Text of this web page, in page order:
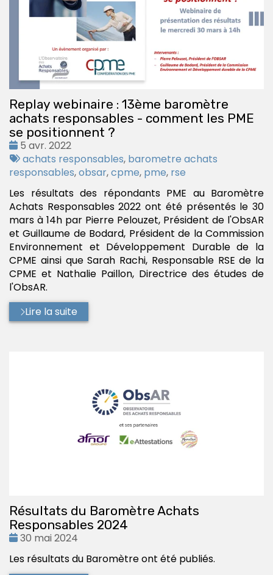
Replay webinaire : 13ème baromètre
achats responsables - comment les PME
se positionnent ?
Date
:
5 avr. 2022
Tags
:
achats responsables, barometre achats
responsables,obsar,cpme, pme, rse
Les résultats des répondants PME au Baromètre
Achats Responsables 2022 ont été présentés le 30
mars à 14h par Pierre Pelouzet, Président de l'ObsAR
et Guillaume de Bodard, Président de la Commission
Environnement et Développement Durable de la
CPME ainsi que Sarah Rachi, Responsable RSE de la
CPME et Nathalie Paillon, Directrice des études de
l'ObsAR.
Lire la suite
Résultats du Baromètre Achats
Responsables 2024
Date
30 mai 2024
Les résultats du Baromètre ont été publiés.